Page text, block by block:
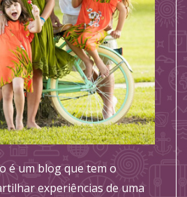
é um blog que tem o
experiências de uma